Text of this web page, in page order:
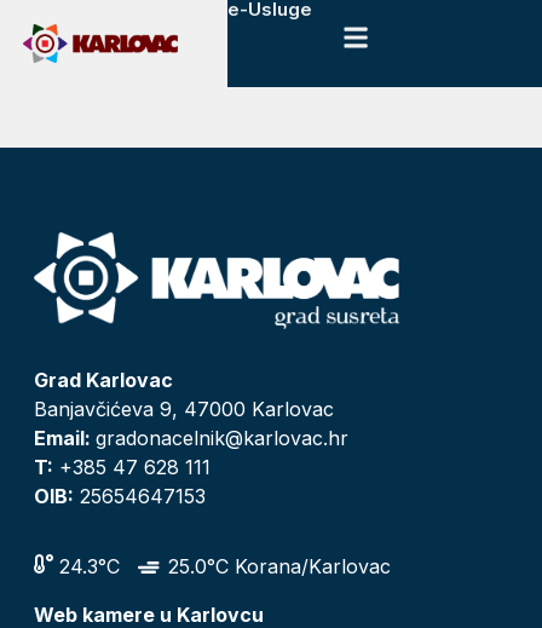
e-Usluge
Grad Karlovac
Banjavčićeva 9, 47000 Karlovac
Email: gradonacelnik@karlovac.hr
T: +385 47 628 111
OIB: 25654647153
24.3°C
25.0°C Korana/Karlovac
Web kamere u Karlovcu